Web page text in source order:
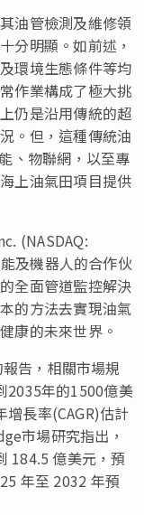
油管檢測及維修領
分明顯。如前述，
環境生態條件等均
作業構成了極大挑
仍是沿用傳統的超
。但，這種傳統油
、物聯網，以至專
上油氣田項目提供
(NASDAQ:
及機器人的合作伙
全面管道監控解決
的方法去實現油氣
康的未來世界。
告，相關市場規
2035年的1500億美
長率(CAGR)估計
市場研究指出，
184.5 億美元，預
年至 2032 年預